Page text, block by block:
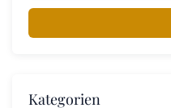
Kategorien